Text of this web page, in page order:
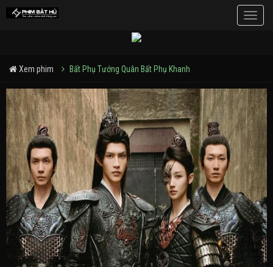
Toggle
Xem phim Bất Phụ Tướng Quân Bất Phụ Khanh